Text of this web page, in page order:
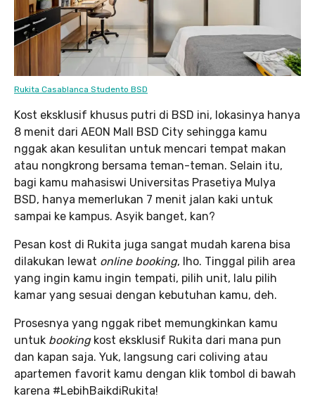
Rukita Casablanca Studento BSD
Kost eksklusif khusus putri di BSD ini, lokasinya hanya
8 menit dari AEON Mall BSD City sehingga kamu
nggak akan kesulitan untuk mencari tempat makan
atau nongkrong bersama teman-teman. Selain itu,
bagi kamu mahasiswi Universitas Prasetiya Mulya
BSD, hanya memerlukan 7 menit jalan kaki untuk
sampai ke kampus. Asyik banget, kan?
Pesan kost di Rukita juga sangat mudah karena bisa
dilakukan lewat online booking, lho. Tinggal pilih area
yang ingin kamu ingin tempati, pilih unit, lalu pilih
kamar yang sesuai dengan kebutuhan kamu, deh.
Prosesnya yang nggak ribet memungkinkan kamu
untuk bookingkost eksklusif Rukita dari mana pun
dan kapan saja. Yuk, langsung cari coliving atau
apartemen favorit kamu dengan klik tombol di bawah
karena #LebihBaikdiRukita!